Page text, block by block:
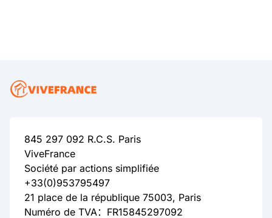
845 297 092 R.C.S. Paris
ViveFrance
Société par actions simplifiée
+33(0)953795497
21 place de la république 75003, Paris
Numéro de TVA：FR15845297092